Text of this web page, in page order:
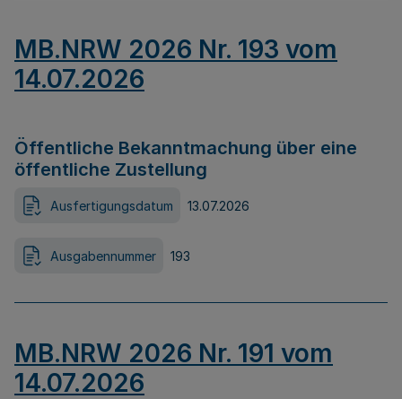
MB.NRW 2026 Nr. 193 vom
14.07.2026
Öffentliche Bekanntmachung über eine
öffentliche Zustellung
Ausfertigungsdatum 13.07.2026
Ausgabennummer 193
MB.NRW 2026 Nr. 191 vom
14.07.2026